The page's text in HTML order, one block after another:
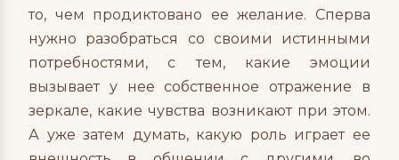
то, чем продиктовано ее желание. Сперва
нужно разобраться со своими истинными
потребностями, с тем, какие эмоции
вызывает у нее собственное отражение в
зеркале, какие чувства возникают при этом.
А уже затем думать, какую роль играет ее